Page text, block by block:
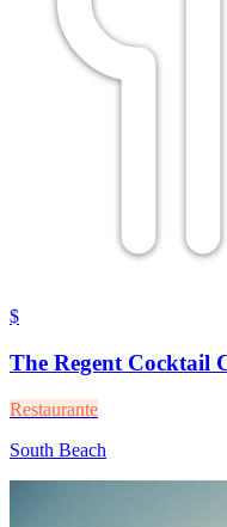
$
The Regent Cocktail
Restaurante
South Beach